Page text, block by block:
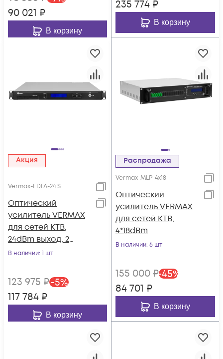
90 021 ₽
В корзину
235 774 ₽
В корзину
Акция
Vermax-EDFA-24 S
Оптический
усилитель VERMAX
для сетей КТВ,
24dBm выход, 2
входа
В наличии: 1 шт
123 975 ₽-5%
117 784 ₽
В корзину
Распродажа
Vermax-MLP-4x18
Оптический
усилитель VERMAX
для сетей КТВ,
4*18dBm
В наличии: 6 шт
155 000 ₽-45%
84 701 ₽
В корзину